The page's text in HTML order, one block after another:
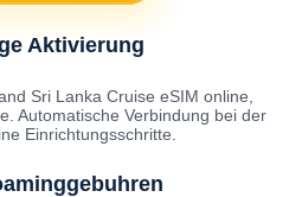
Aktivierung
Sri Lanka Cruise eSIM online,
Automatische Verbindung bei der
Einrichtungsschritte.